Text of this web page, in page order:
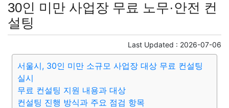
보건 질병 가요 방송 일상 주식 암호화폐
반려동물 패션 미용
증권 인테리어 요리 상품리뷰 원예 금융
게임 스포츠 사진 대출 자동차
30인 미만 사업장 무료 노무·안전 컨
설팅
Last Updated : 2026-07-06
서울시, 30인 미만 소규모 사업장 대상 무료 컨설팅
실시
무료 컨설팅 지원 내용과 대상
컨설팅 진행 방식과 주요 점검 항목